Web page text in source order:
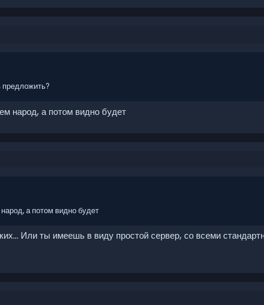
народ, а потом видно будет
а потом видно будет
Или ты имеешь в виду простой сервер, со всеми